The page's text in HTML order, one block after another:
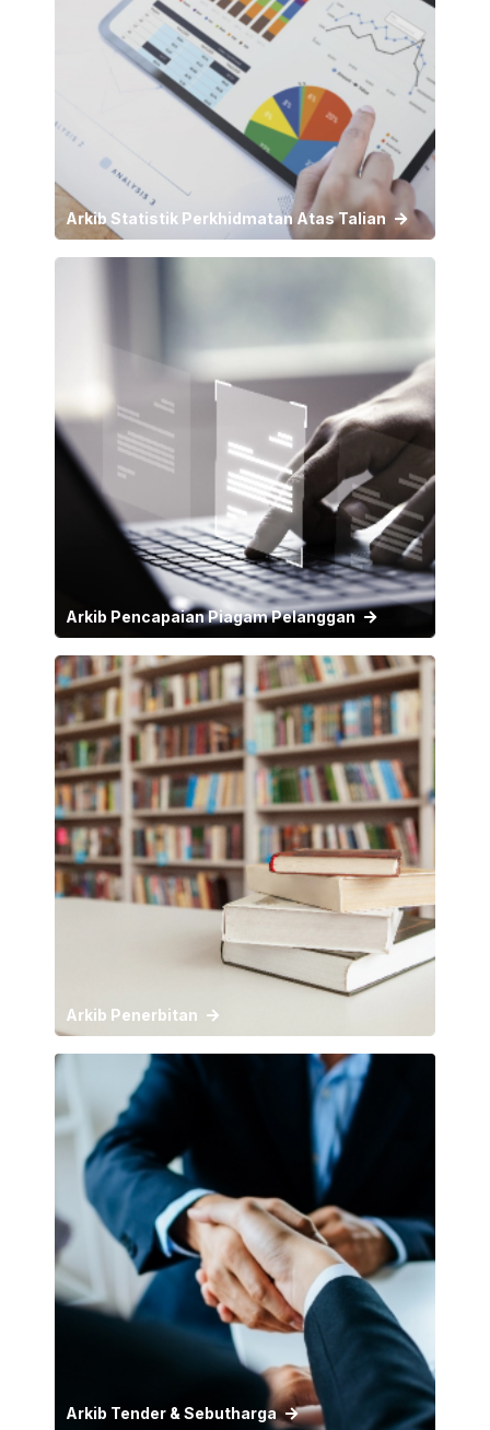
Arkib Statistik Perkhidmatan Atas Talian
Arkib Pencapaian Piagam Pelanggan
Arkib Penerbitan
Arkib Tender & Sebutharga